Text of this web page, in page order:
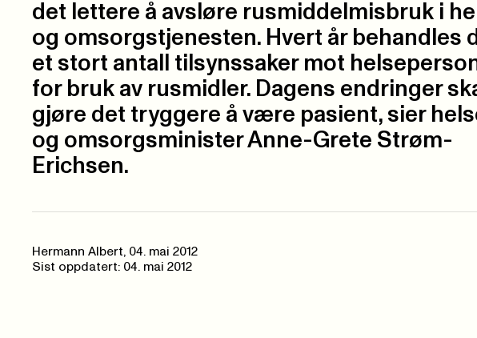
det lettere å avsløre rusmiddelmisbruk i
og omsorgstjenesten. Hvert år behandles
et stort antall tilsynssaker mot
for bruk av rusmidler. Dagens endringer
gjøre det tryggere å være pasient, sier
og omsorgsminister Anne-Grete Strøm-
Erichsen.
Hermann Albert, 04. mai 2012
Sist oppdatert: 04. mai 2012